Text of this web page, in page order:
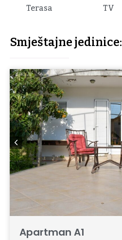
Terasa TV
Smještajne jedinice:
Apartman A1